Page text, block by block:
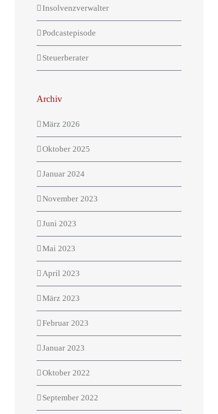
Insolvenzverwalter
Podcastepisode
Steuerberater
Archiv
März 2026
Oktober 2025
Januar 2024
November 2023
Juni 2023
Mai 2023
April 2023
März 2023
Februar 2023
Januar 2023
Oktober 2022
September 2022